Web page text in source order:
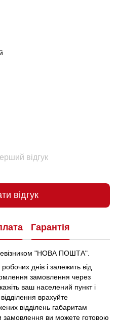
відгук
відгук
Гарантія
"НОВА ПОШТА".
днів і залежить від
замовлення через
ваш населений пункт і
врахуйте
відділень габаритам
замовлення ви можете готовою